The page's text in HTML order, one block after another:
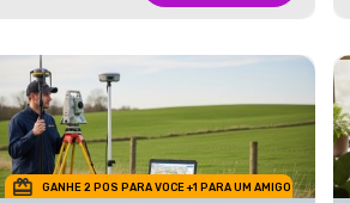
GANHE 2 POS PARA VOCE +1 PARA UM AMIGO